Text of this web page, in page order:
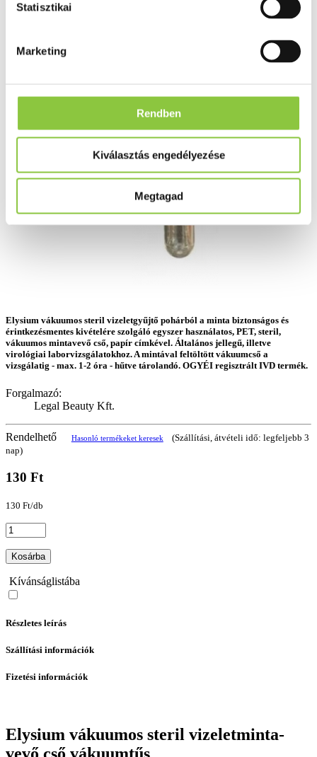
Statisztikai
Marketing
Rendben
Kiválasztás engedélyezése
Megtagad
Elysium vákuumos steril vizeletgyűjtő pohárból a minta biztonságos és
érintkezésmentes kivételére szolgáló egyszer használatos, PET, steril,
vákuumos mintavevő cső, papír címkével. Általános jellegű, illetve
virológiai laborvizsgálatokhoz. A mintával feltöltött vákuumcső a
vizsgálatig - max. 1-2 óra - hűtve tárolandó. OGYÉI regisztrált IVD termék.
Forgalmazó:
Legal Beauty Kft.
Rendelhető Hasonló termékeket keresek
(Szállítási, átvételi idő: legfeljebb 3
nap)
130 Ft
130 Ft/db
Kosárba
Kívánságlistába
Részletes leírás
Szállítási információk
Fizetési információk
Elysium vákuumos steril vizeletminta-